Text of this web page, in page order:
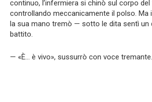
continuo, l’infermiera si chinò sul corpo del
controllando meccanicamente il polso. Ma
la sua mano tremò — sotto le dita sentì un
battito.
— «È… è vivo», sussurrò con voce tremante.